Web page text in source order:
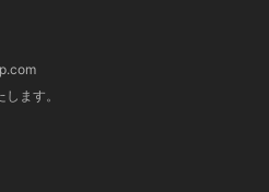
ます。